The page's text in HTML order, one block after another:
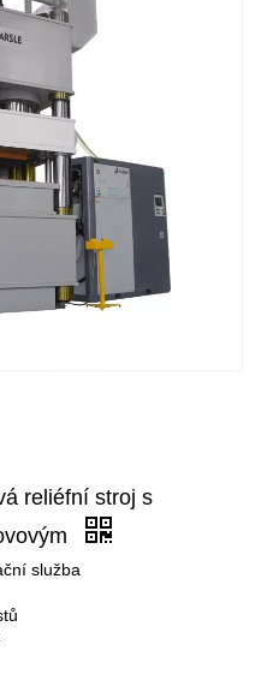
reliéfní stroj s
služba